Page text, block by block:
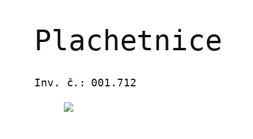
Plachetnice
Inv. č.: 001.712